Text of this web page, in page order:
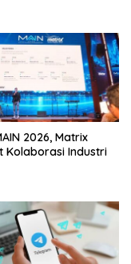
2026, Matrix
Kolaborasi Industri